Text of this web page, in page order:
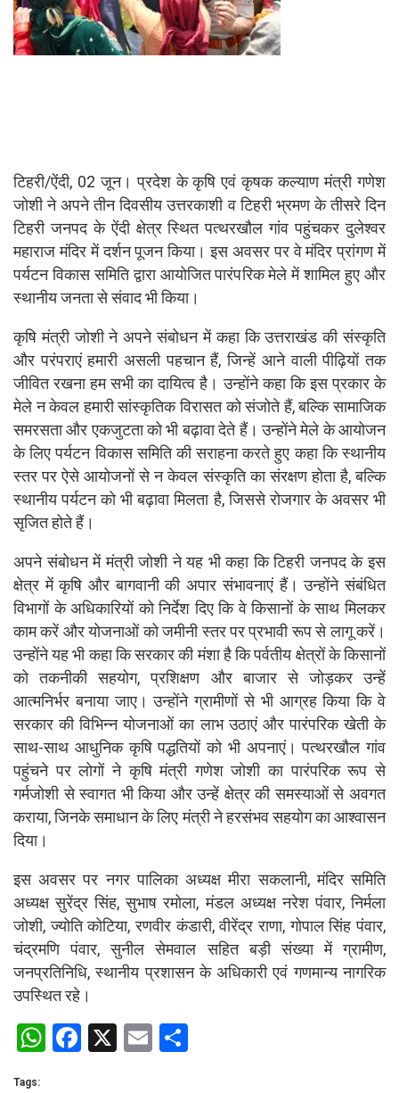
टिहरी/ऐंदी, 02 जून। प्रदेश के कृषि एवं कृषक कल्याण मंत्री गणेश
जोशी ने अपने तीन दिवसीय उत्तरकाशी व टिहरी भ्रमण के तीसरे दिन
टिहरी जनपद के ऐंदी क्षेत्र स्थित पत्थरखौल गांव पहुंचकर दुलेश्वर
महाराज मंदिर में दर्शन पूजन किया। इस अवसर पर वे मंदिर प्रांगण में
पर्यटन विकास समिति द्वारा आयोजित पारंपरिक मेले में शामिल हुए और
स्थानीय जनता से संवाद भी किया।
कृषि मंत्री जोशी ने अपने संबोधन में कहा कि उत्तराखंड की संस्कृति
और परंपराएं हमारी असली पहचान हैं, जिन्हें आने वाली पीढ़ियों तक
जीवित रखना हम सभी का दायित्व है। उन्होंने कहा कि इस प्रकार के
मेले न केवल हमारी सांस्कृतिक विरासत को संजोते हैं, बल्कि सामाजिक
समरसता और एकजुटता को भी बढ़ावा देते हैं। उन्होंने मेले के आयोजन
के लिए पर्यटन विकास समिति की सराहना करते हुए कहा कि स्थानीय
स्तर पर ऐसे आयोजनों से न केवल संस्कृति का संरक्षण होता है, बल्कि
स्थानीय पर्यटन को भी बढ़ावा मिलता है, जिससे रोजगार के अवसर भी
सृजित होते हैं।
अपने संबोधन में मंत्री जोशी ने यह भी कहा कि टिहरी जनपद के इस
क्षेत्र में कृषि और बागवानी की अपार संभावनाएं हैं। उन्होंने संबंधित
विभागों के अधिकारियों को निर्देश दिए कि वे किसानों के साथ मिलकर
काम करें और योजनाओं को जमीनी स्तर पर प्रभावी रूप से लागू करें।
उन्होंने यह भी कहा कि सरकार की मंशा है कि पर्वतीय क्षेत्रों के किसानों
को तकनीकी सहयोग, प्रशिक्षण और बाजार से जोड़कर उन्हें
आत्मनिर्भर बनाया जाए। उन्होंने ग्रामीणों से भी आग्रह किया कि वे
सरकार की विभिन्न योजनाओं का लाभ उठाएं और पारंपरिक खेती के
साथ-साथ आधुनिक कृषि पद्धतियों को भी अपनाएं। पत्थरखौल गांव
पहुंचने पर लोगों ने कृषि मंत्री गणेश जोशी का पारंपरिक रूप से
गर्मजोशी से स्वागत भी किया और उन्हें क्षेत्र की समस्याओं से अवगत
कराया, जिनके समाधान के लिए मंत्री ने हरसंभव सहयोग का आश्वासन
दिया।
इस अवसर पर नगर पालिका अध्यक्ष मीरा सकलानी, मंदिर समिति
अध्यक्ष सुरेंद्र सिंह, सुभाष रमोला, मंडल अध्यक्ष नरेश पंवार, निर्मला
जोशी, ज्योति कोटिया, रणवीर कंडारी, वीरेंद्र राणा, गोपाल सिंह पंवार,
चंद्रमणि पंवार, सुनील सेमवाल सहित बड़ी संख्या में ग्रामीण,
जनप्रतिनिधि, स्थानीय प्रशासन के अधिकारी एवं गणमान्य नागरिक
उपस्थित रहे।
W F
X
E
Tags: